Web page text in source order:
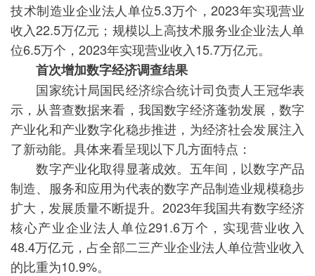
技术制造业企业法人单位5.3万个，2023年实现营业
收入22.5万亿元；规模以上高技术服务业企业法人单
位6.5万个，2023年实现营业收入15.7万亿元。
首次增加数字经济调查结果
国家统计局国民经济综合统计司负责人王冠华表
示，从普查数据来看，我国数字经济蓬勃发展，数字
产业化和产业数字化稳步推进，为经济社会发展注入
了新动能。具体来看呈现以下几方面特点：
数字产业化取得显著成效。五年间，以数字产品
制造、服务和应用为代表的数字产品制造业规模稳步
扩大，发展质量不断提升。2023年我国共有数字经济
核心产业企业法人单位291.6万个，实现营业收入
48.4万亿元，占全部二三产业企业法人单位营业收入
的比重为10.9%。